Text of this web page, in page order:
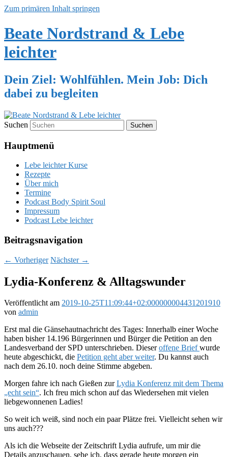
Zum primären Inhalt springen
Beate Nordstrand & Lebe
leichter
Dein Ziel: Wohlfühlen. Mein Job: Dich
dabei zu begleiten
Suchen
Hauptmenü
Lebe leichter Kurse
Rezepte
Über mich
Termine
Podcast Body Spirit Soul
Impressum
Podcast Lebe leichter
Beitragsnavigation
← Vorheriger Nächster →
Lydia-Konferenz & Alltagswunder
Veröffentlicht am 2019-10-25T11:09:44+02:000000004431201910
von admin
Erst mal die Gänsehautnachricht des Tages: Innerhalb einer Woche
haben bisher 14.196 Bürgerinnen und Bürger die Petition an den
Landesverband der SPD unterschrieben. Dieseroffene Briefwurde
heute abgeschickt, die Petition geht aber weiter. Du kannst auch
nach dem 26.10. noch deine Stimme abgeben.
Morgen fahre ich nach Gießen zurLydia Konferenz mit dem Thema
„echt sein“. Ich freu mich schon auf das Wiedersehen mit vielen
liebgewonnenen Ladies!
So weit ich weiß, sind noch ein paar Plätze frei. Vielleicht sehen wir
uns auch???
Als ich die Webseite der Zeitschrift Lydia aufrufe, um mir die
Details anzuschauen, sehe ich, dass gerade heute morgen ein